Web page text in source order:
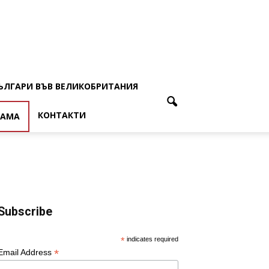
ВЪВ ВЕЛИКОБРИТАНИЯ
КОНТАКТИ
* indicates required
Address *